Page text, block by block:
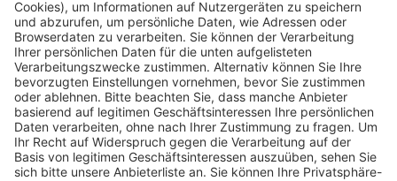
Pässe und Vereinswechsel
Trainerausbildung
Schulungsangebot Vereinsmitarbeiter
BFV-Geschäftsstellen
Trainerbörse
Login SpielPlus